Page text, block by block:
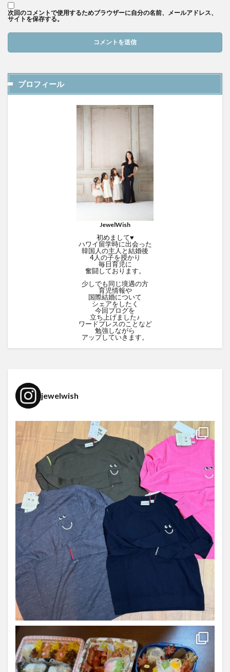
次回のコメントで使用するためブラウザーに自分の名前、メールアドレス、
サイトを保存する。
プロフィール
JewelWish
初めまして♥
ハワイ留学時に出会った
韓国人の主人と結婚後
4人の子を授かり
毎日育児に
奮闘しております。
少しでも同じ境遇の方
育児情報や
国際結婚について
シェアをしたく
今回ブログを
立ち上げました♪
ワードプレスのことなど
勉強しながら
アップしていきます。
jewelwish